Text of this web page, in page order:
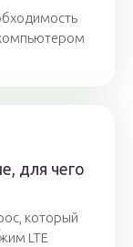
для чего
который
LTE